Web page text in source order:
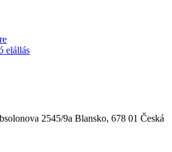
elállás
2545/9a Blansko, 678 01 Česká